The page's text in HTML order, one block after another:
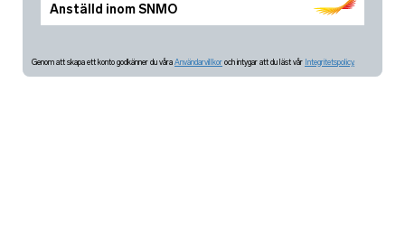
Anställd inom SNMO
Genom att skapa ett konto godkänner du våra Användarvillkor och intygar att du läst vår Integritetspolicy.